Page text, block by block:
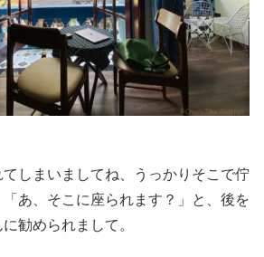
しまいましてね、うっかりそこで佇
あ、そこに座られます？」と、後を
勧められまして。